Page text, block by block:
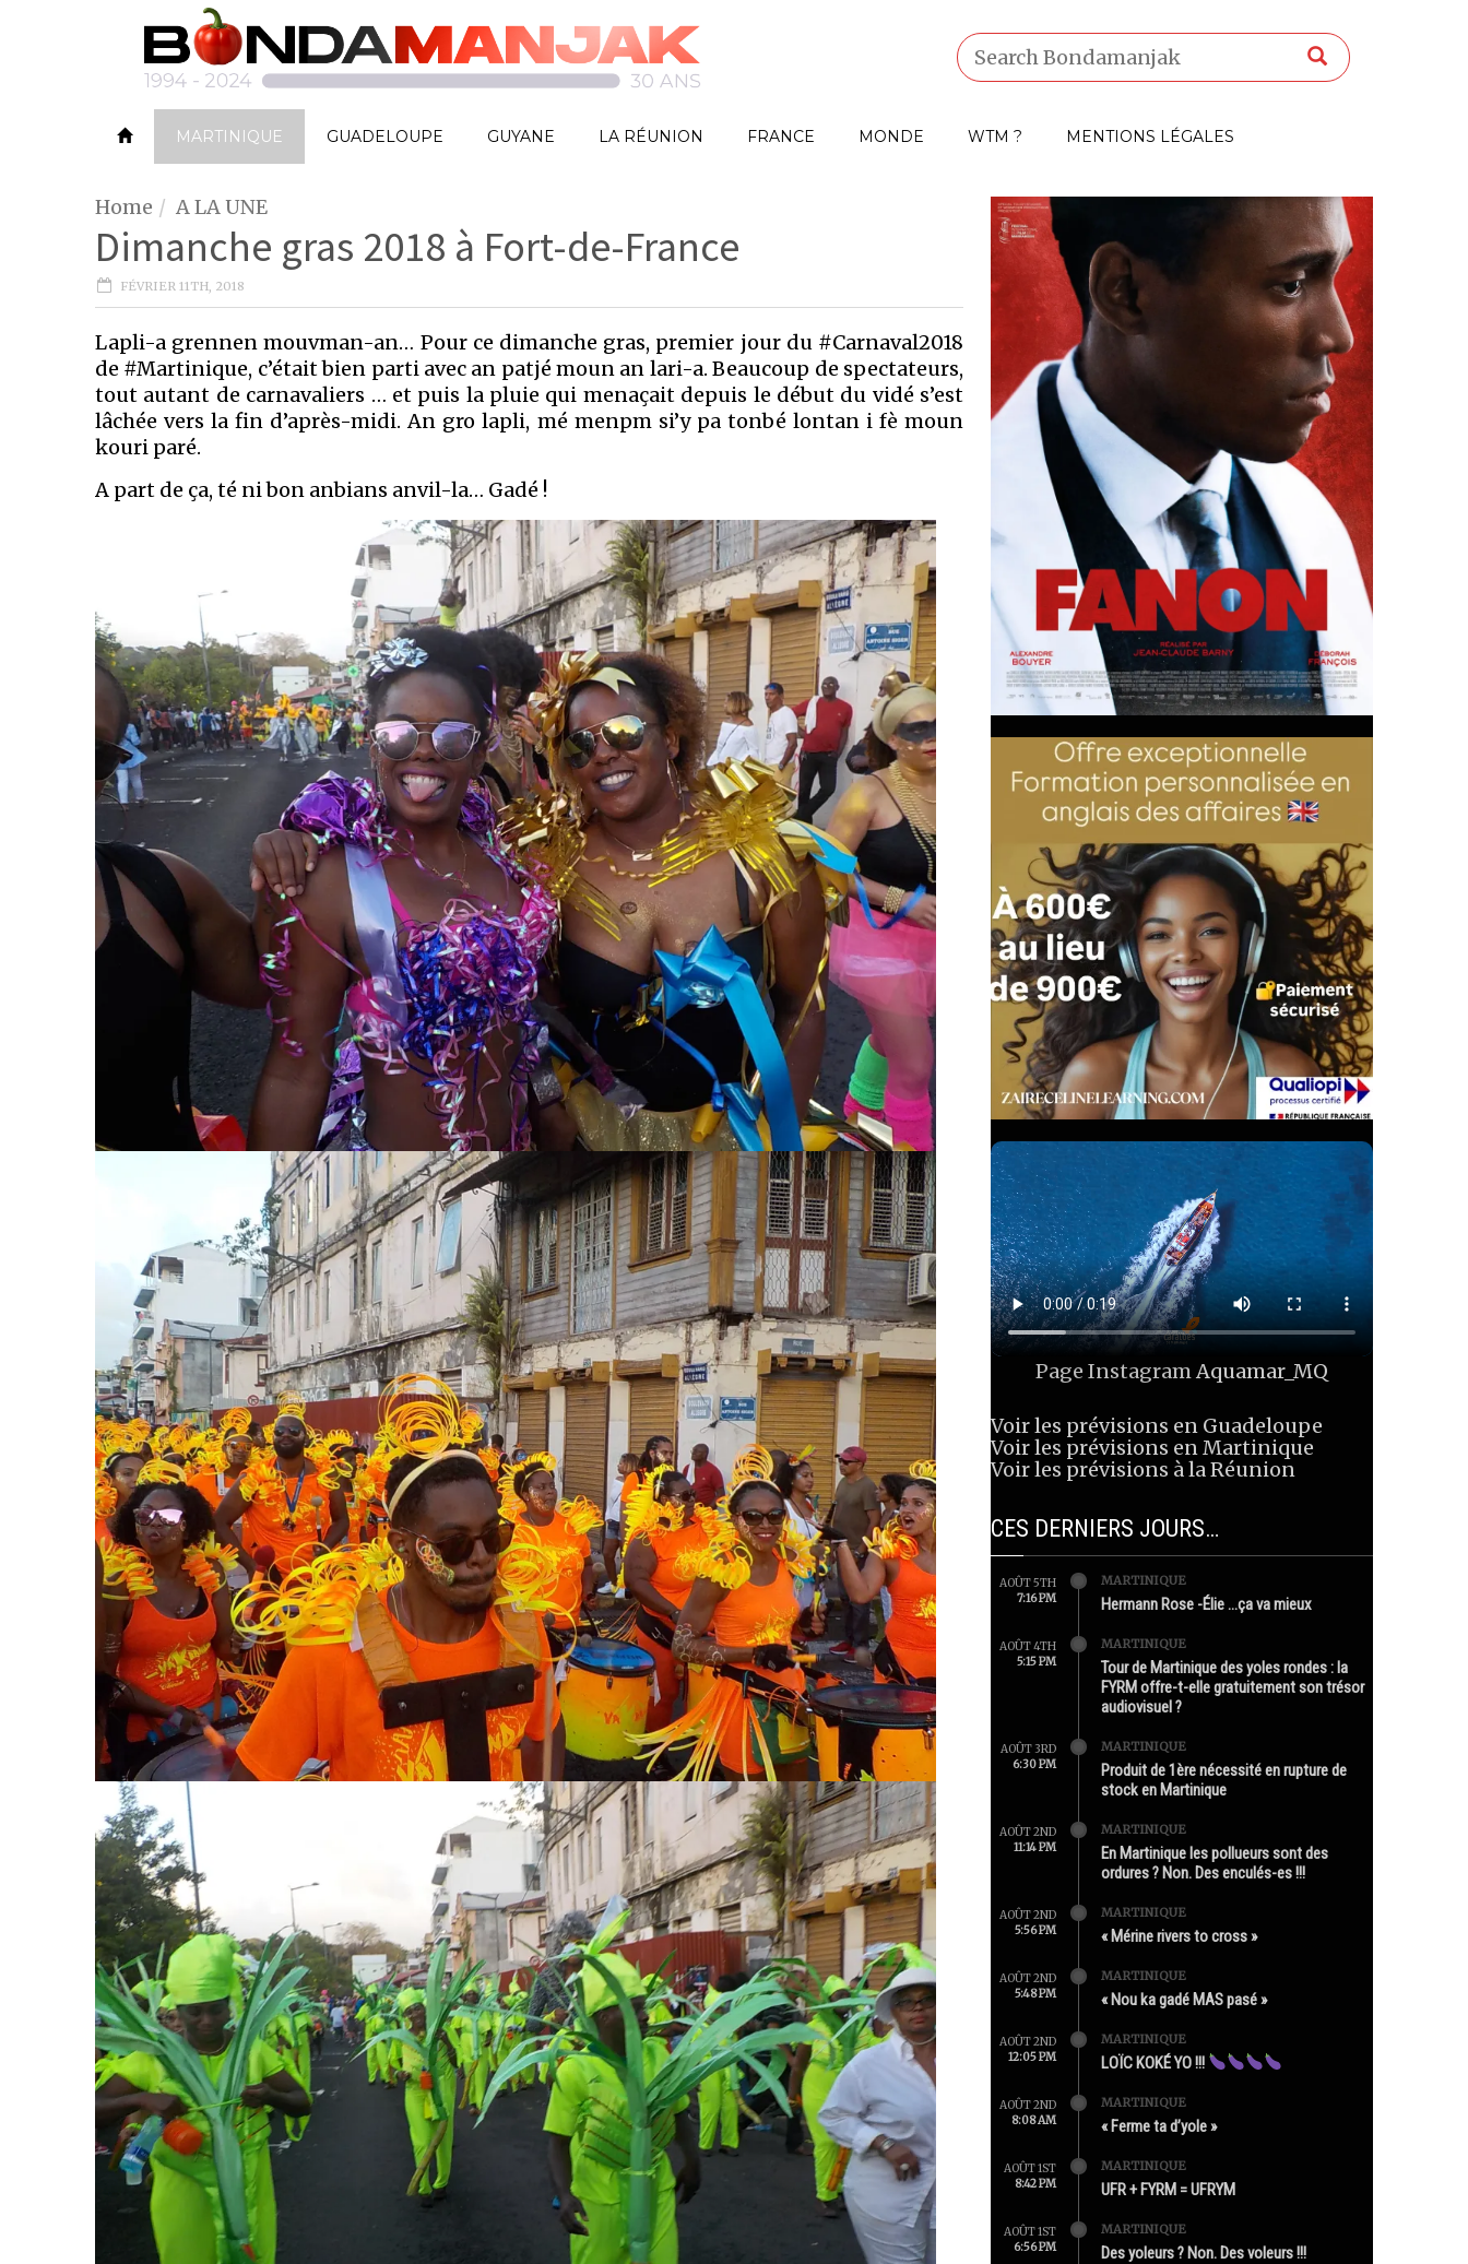
MARTINIQUE GUADELOUPE GUYANE LA RÉUNION FRANCE MONDE WTM ? MENTIONS LÉGALES
Home A LA UNE
Dimanche gras 2018 à Fort-de-France
FÉVRIER 11TH, 2018
Lapli-a grennen mouvman-an… Pour ce dimanche gras, premier jour du #Carnaval2018
de #Martinique, c’était bien parti avec an patjé moun an lari-a. Beaucoup de spectateurs,
tout autant de carnavaliers … et puis la pluie qui menaçait depuis le début du vidé s’est
lâchée vers la fin d’après-midi. An gro lapli, mé menpm si’y pa tonbé lontan i fè moun
kouri paré.
A part de ça, té ni bon anbians anvil-la… Gadé !
Page InstagramAquamar_MQ
Voir les prévisions en Guadeloupe
Voir les prévisions en Martinique
Voir les prévisions à la Réunion
CES DERNIERS JOURS…
AOÛT 5TH
7:16 PM
MARTINIQUE
Hermann Rose -Élie …ça va mieux
AOÛT 4TH
5:15 PM
MARTINIQUE
Tour de Martinique des yoles rondes : la
FYRM offre-t-elle gratuitement son trésor
audiovisuel ?
AOÛT 3RD
6:30 PM
MARTINIQUE
Produit de 1ère nécessité en rupture de
stock en Martinique
AOÛT 2ND
11:14 PM
MARTINIQUE
En Martinique les pollueurs sont des
ordures ? Non. Des enculés-es !!!
AOÛT 2ND
5:56 PM
MARTINIQUE
« Mérine rivers to cross »
AOÛT 2ND
5:48 PM
MARTINIQUE
« Nou ka gadé MAS pasé »
AOÛT 2ND
12:05 PM
MARTINIQUE
LOÏC KOKÉ YO !!!
AOÛT 2ND
8:08 AM
MARTINIQUE
« Ferme ta d’yole »
AOÛT 1ST
8:42 PM
MARTINIQUE
UFR + FYRM = UFRYM
AOÛT 1ST
6:56 PM
MARTINIQUE
Des yoleurs ? Non. Des voleurs !!!